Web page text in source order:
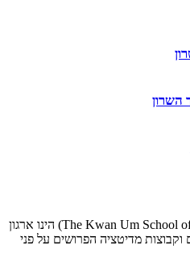
השרון
בית הספר לזן – "קואן אום" (The Kwan Um School of Zen) הינו ארגון
וקבוצות מדיטציה הפרושים על פני